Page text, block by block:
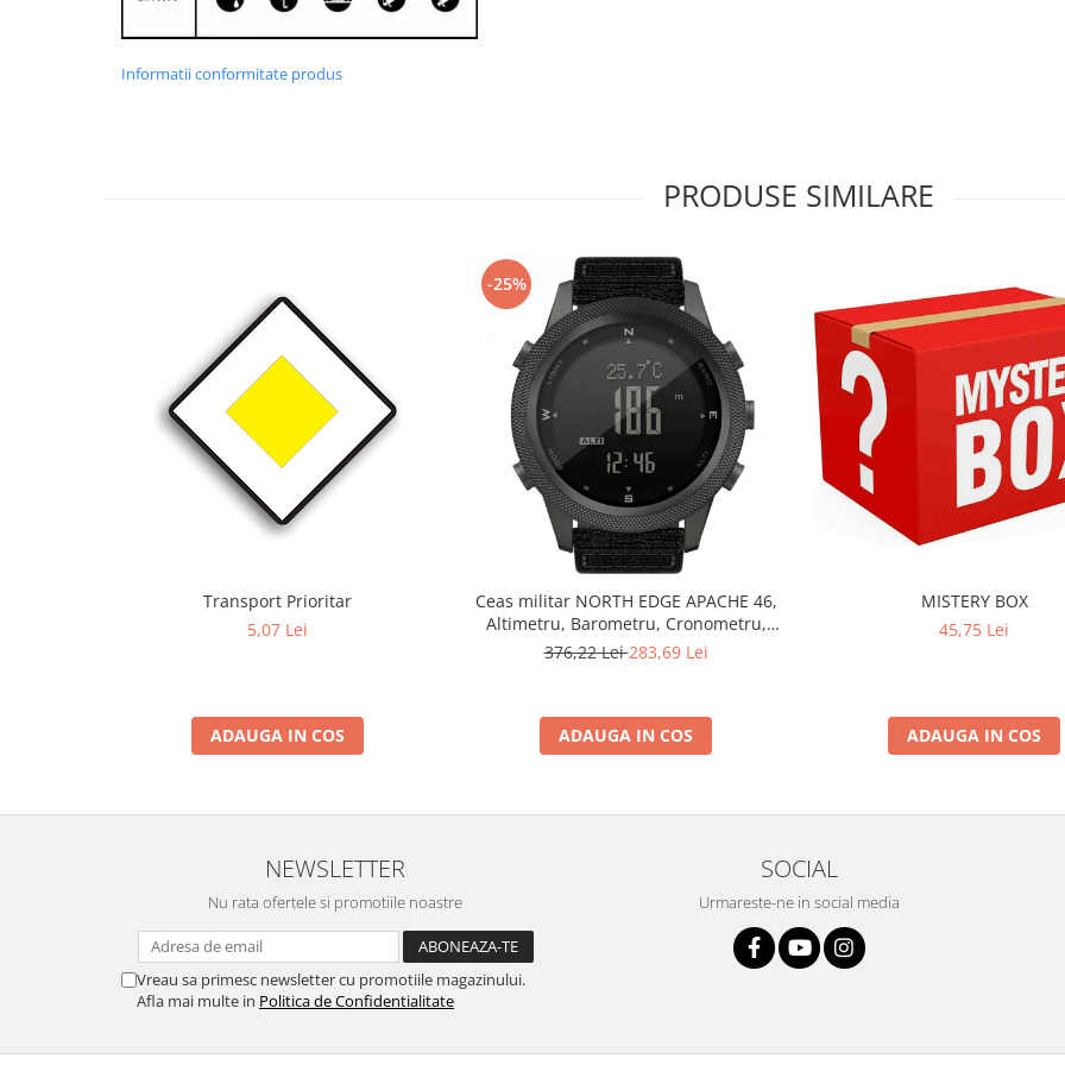
Informatii conformitate produs
PRODUSE SIMILARE
Transport Prioritar
5,07 Lei
ADAUGA IN COS
-25%
Ceas militar NORTH EDGE APACHE 46,
Altimetru, Barometru, Cronometru,
Termometru, Pedometru, Busola
376,22 Lei283,69 Lei
ADAUGA IN COS
MISTERY BOX
45,75 Lei
ADAUGA IN COS
NEWSLETTER
Nu rata ofertele si promotiile noastre
Vreau sa primesc newsletter cu promotiile magazinului.
Afla mai multe in Politica de Confidentialitate
SOCIAL
Urmareste-ne in social media